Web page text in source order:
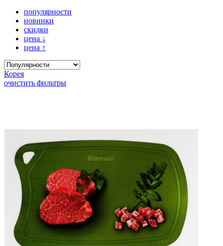
популярности
новинки
скидки
цена ↓
цена ↑
Корея
очистить фильтры